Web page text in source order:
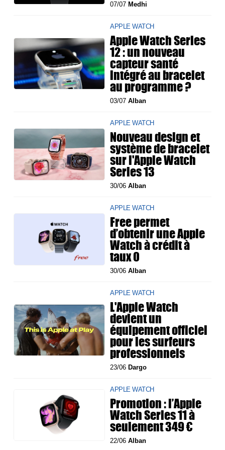
07/07 Medhi
APPLE WATCH
Apple Watch Series
12 : un nouveau
capteur santé
intégré au bracelet
au programme ?
03/07Alban
APPLE WATCH
Nouveau design et
système de bracelet
sur l'Apple Watch
Series 13
30/06Alban
APPLE WATCH
Free permet
d’obtenir une Apple
Watch à crédit à
taux 0
30/06Alban
APPLE WATCH
L'Apple Watch
devient un
équipement officiel
pour les surfeurs
professionnels
23/06 Dargo
APPLE WATCH
Promotion : l’Apple
Watch Series 11 à
seulement 349 €
22/06Alban